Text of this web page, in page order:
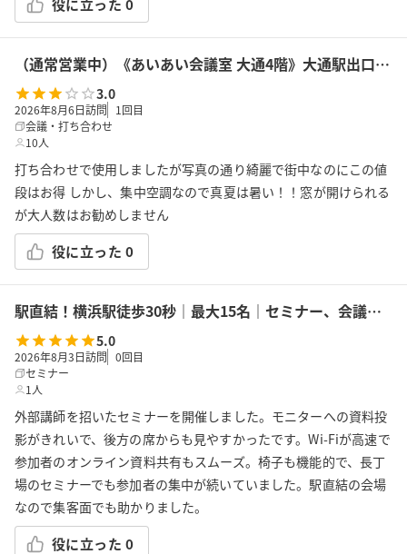
役に立った 0
（通常営業中）《あいあい会議室 大通4階》大通駅出口18から30秒！最大14名収容！プロジェクター、Wi-Fi、ホワイトボード完備
3.0
2026年8月6日訪問 1 回目
会議・打ち合わせ
10人
打ち合わせで使用しましたが写真の通り綺麗で街中なのにこの値
段はお得 しかし、集中空調なので真夏は暑い！！窓が開けられる
が大人数はお勧めしません
役に立った 0
駅直結！横浜駅徒歩30秒｜最大15名｜セミナー、会議の利用に最適！エキニア横浜｜5階ハマポート「パプリカ」
5.0
2026年8月3日訪問 0回目
セミナー
1人
外部講師を招いたセミナーを開催しました。モニターへの資料投
影がきれいで、後方の席からも見やすかったです。Wi-Fiが高速で
参加者のオンライン資料共有もスムーズ。椅子も機能的で、長丁
場のセミナーでも参加者の集中が続いていました。駅直結の会場
なので集客面でも助かりました。
役に立った 0